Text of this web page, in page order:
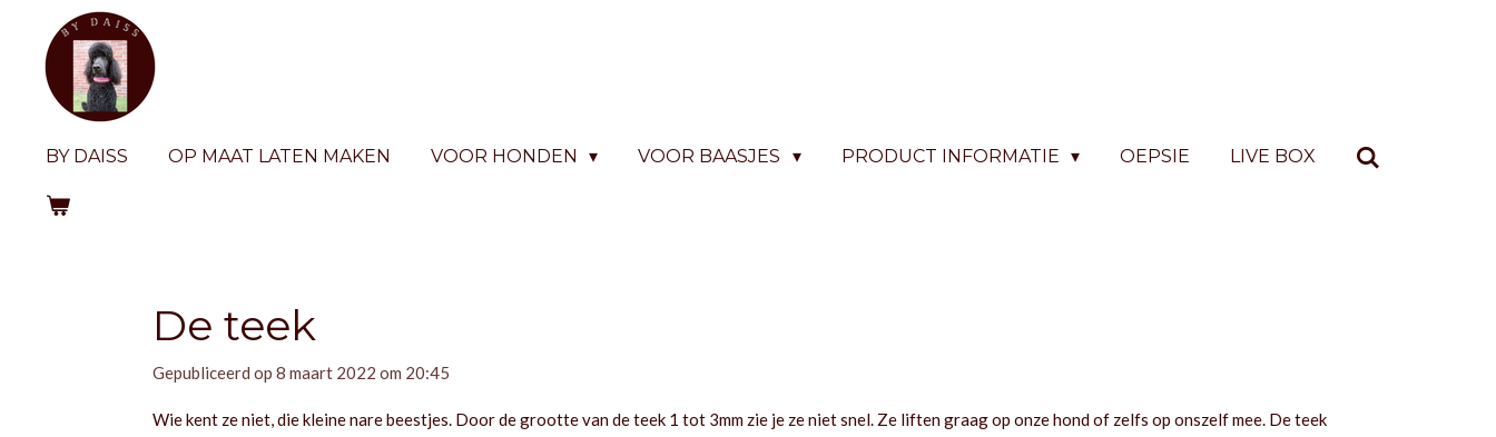
direct
hoofdinhoud
BY DAISS OP MAAT LATEN MAKEN VOOR HONDEN VOOR BAASJES PRODUCT INFORMATIE OEPSIE LIVE BOX
De teek
Gepubliceerd op 8 maart 2022 om 20:45
Wie kent ze niet, die kleine nare beestjes. Door de grootte van de teek 1 tot 3mm zie je ze niet snel. Ze liften graag op onze hond of zelfs op onszelf mee. De teek